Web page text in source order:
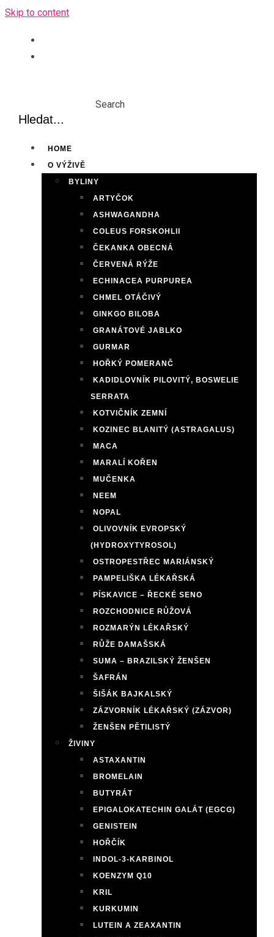
Skip to content
Search
HOME
O VÝŽIVĚ
BYLINY
ARTYČOK
ASHWAGANDHA
COLEUS FORSKOHLII
ČEKANKA OBECNÁ
ČERVENÁ RÝŽE
ECHINACEA PURPUREA
CHMEL OTÁČIVÝ
GINKGO BILOBA
GRANÁTOVÉ JABLKO
GURMAR
HOŘKÝ POMERANČ
KADIDLOVNÍK PILOVITÝ, BOSWELIE
SERRATA
KOTVIČNÍK ZEMNÍ
KOZINEC BLANITÝ (ASTRAGALUS)
MACA
MARALÍ KOŘEN
MUČENKA
NEEM
NOPAL
OLIVOVNÍK EVROPSKÝ
(HYDROXYTYROSOL)
OSTROPESTŘEC MARIÁNSKÝ
PAMPELIŠKA LÉKAŘSKÁ
PÍSKAVICE – ŘECKÉ SENO
ROZCHODNICE RŮŽOVÁ
ROZMARÝN LÉKAŘSKÝ
RŮŽE DAMAŠSKÁ
SUMA – BRAZILSKÝ ŽENŠEN
ŠAFRÁN
ŠIŠÁK BAJKALSKÝ
ZÁZVORNÍK LÉKAŘSKÝ (ZÁZVOR)
ŽENŠEN PĚTILISTÝ
ŽIVINY
ASTAXANTIN
BROMELAIN
BUTYRÁT
EPIGALOKATECHIN GALÁT (EGCG)
GENISTEIN
HOŘČÍK
INDOL-3-KARBINOL
KOENZYM Q10
KRIL
KURKUMIN
LUTEIN A ZEAXANTIN